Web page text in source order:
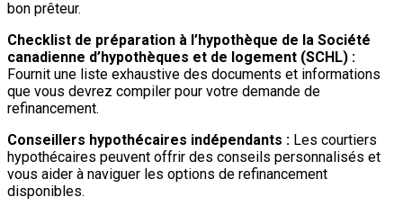
bon prêteur.
Checklist de préparation à l’hypothèque de la Société
canadienne d’hypothèques et de logement (SCHL) :
Fournit une liste exhaustive des documents et informations
que vous devrez compiler pour votre demande de
refinancement.
Conseillers hypothécaires indépendants : Les courtiers
hypothécaires peuvent offrir des conseils personnalisés et
vous aider à naviguer les options de refinancement
disponibles.